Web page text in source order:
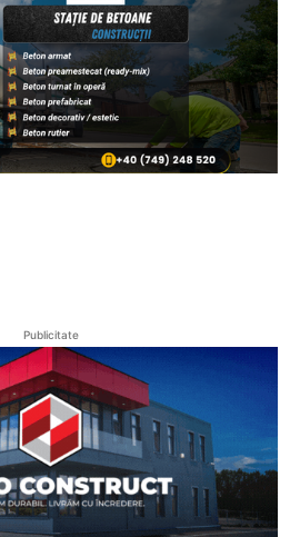
Publicitate